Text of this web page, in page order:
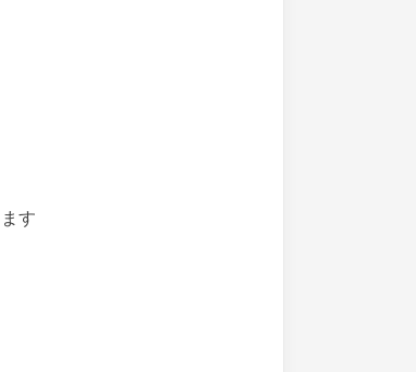
す